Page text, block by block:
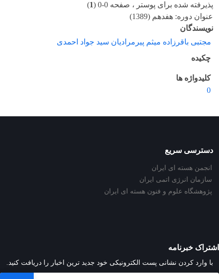
پذیرفته شده برای پوستر ، صفحه 0-0 ( 1
)
عنوان دوره: هفدهم (1389)
نویسندگان
مجتبی باقرزاده میثم پیرمرادیان سید جواد احمدی
چکیده
کلیدواژه ها
0
دسترسی سریع
انجمن هسته ای ایران
سازمان انرژی اتمی ایران
پژوهشگاه علوم و فنون هسته ای ایران
اشتراک خبرنامه
با وارد کردن نشانی پست الکترونیکی خود جدید ترین اخبار را دریافت کنید.